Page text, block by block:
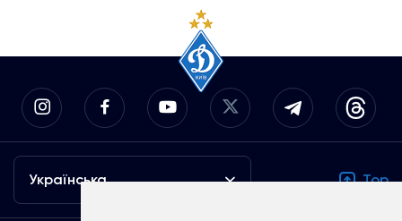
Українська Top